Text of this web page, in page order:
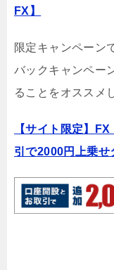
FX】
限定キャンペーン
バックキャンペー
ることをオススメ
【サイト限定】
引で2000円上乗せ